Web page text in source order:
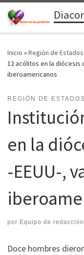
Saltar al contenido
Inicio »Región de
12 acólitos en la diócesis
iberoamericanos
REGIÓN DE
en la
-EEUU-,
por Equipo de redacción
Doce hombres